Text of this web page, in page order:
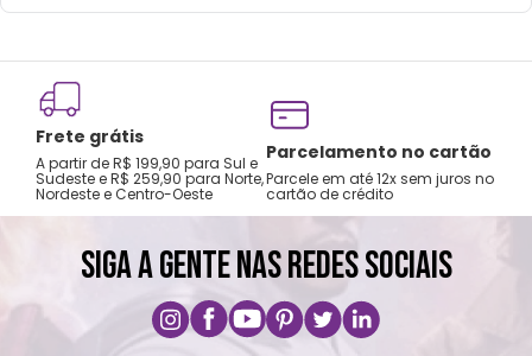
Lavar com água, esponja macia e sabão
Não recomendado colocar no freezer.
Não vai á lava-louças, nem ao micro-
ondas.
Não utilizar produtos químicos e abrasivos.
Frete grátis
A partir de R$ 199,90 para Sul e
Sudeste e R$ 259,90 para Norte,
Nordeste e Centro-Oeste
Parcelamento no cartão
Parcele em até 12x sem juros no
cartão de crédito
SIGA A GENTE NAS REDES SOCIAIS